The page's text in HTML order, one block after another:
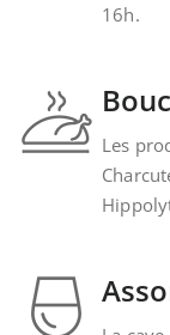
16h.
Les